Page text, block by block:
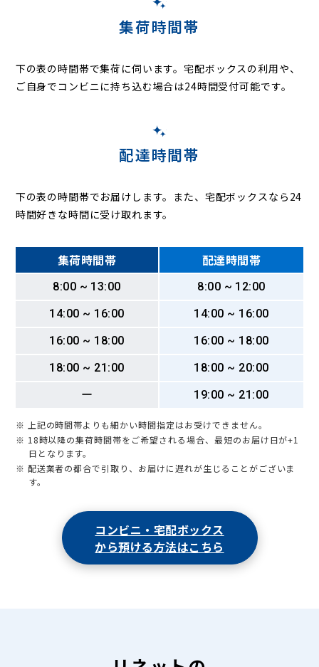
集荷時間帯
下の表の時間帯で集荷に伺います。宅配ボックスの利用や、
ご自身でコンビニに持ち込む場合は24時間受付可能です。
配達時間帯
下の表の時間帯でお届けします。また、宅配ボックスなら24
時間好きな時間に受け取れます。
集荷時間帯 配達時間帯
8:00 ~ 13:00
8:00 ~ 12:00
14:00 ~ 16:00
14:00 ~ 16:00
16:00 ~ 18:00
16:00 ~ 18:00
18:00 ~ 21:00
18:00 ~ 20:00
ー
19:00 ~ 21:00
※ 上記の時間帯よりも細かい時間指定はお受けできません。
※ 18時以降の集荷時間帯をご希望される場合、最短のお届け日が+1
日となります。
※ 配送業者の都合で引取り、お届けに遅れが生じることがございま
す。
コンビニ・宅配ボックス
から預ける方法はこちら